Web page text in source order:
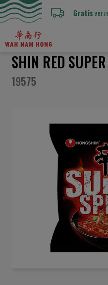
Gratis
SHIN RED
19575